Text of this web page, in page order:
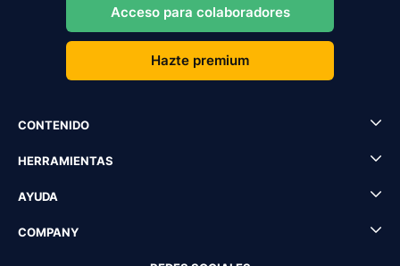
Acceso para colaboradores
Hazte premium
CONTENIDO
HERRAMIENTAS
AYUDA
COMPANY